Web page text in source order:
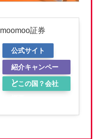
moomoo証券
公式サイト
紹介キャンペー
ン
どこの国？会社